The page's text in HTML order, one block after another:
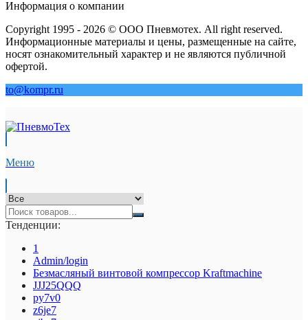
Информация о компании
Copyright 1995 - 2026 © ООО Пневмотех. All right reserved.
Информационные материалы и цены, размещенные на сайте,
носят ознакомительный характер и не являются публичной
офертой.
to@kompr.ru
Меню
Тенденции:
1
Admin/login
Безмасляный винтовой компрессор Kraftmaсhine
JJJ25QQQ
py7v0
z6je7